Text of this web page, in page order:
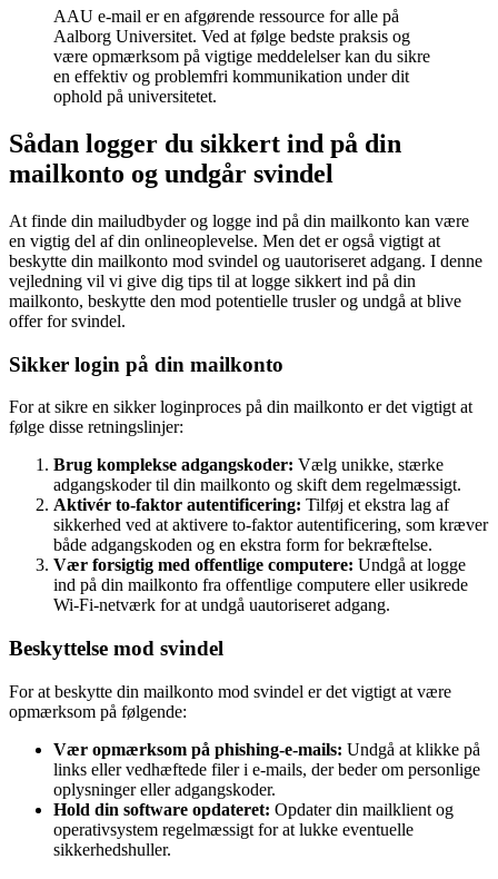
AAU e-mail er en afgørende ressource for alle på
Aalborg Universitet. Ved at følge bedste praksis og
være opmærksom på vigtige meddelelser kan du sikre
en effektiv og problemfri kommunikation under dit
ophold på universitetet.
Sådan logger du sikkert ind på din
mailkonto og undgår svindel
At finde din mailudbyder og logge ind på din mailkonto kan være
en vigtig del af din onlineoplevelse. Men det er også vigtigt at
beskytte din mailkonto mod svindel og uautoriseret adgang. I denne
vejledning vil vi give dig tips til at logge sikkert ind på din
mailkonto, beskytte den mod potentielle trusler og undgå at blive
offer for svindel.
Sikker login på din mailkonto
For at sikre en sikker loginproces på din mailkonto er det vigtigt at
følge disse retningslinjer:
Brug komplekse adgangskoder: Vælg unikke, stærke
adgangskoder til din mailkonto og skift dem regelmæssigt.
Aktivér to-faktor autentificering: Tilføj et ekstra lag af
sikkerhed ved at aktivere to-faktor autentificering, som kræver
både adgangskoden og en ekstra form for bekræftelse.
Vær forsigtig med offentlige computere: Undgå at logge
ind på din mailkonto fra offentlige computere eller usikrede
Wi-Fi-netværk for at undgå uautoriseret adgang.
Beskyttelse mod svindel
For at beskytte din mailkonto mod svindel er det vigtigt at være
opmærksom på følgende:
Vær opmærksom på phishing-e-mails: Undgå at klikke på
links eller vedhæftede filer i e-mails, der beder om personlige
oplysninger eller adgangskoder.
Hold din software opdateret: Opdater din mailklient og
operativsystem regelmæssigt for at lukke eventuelle
sikkerhedshuller.